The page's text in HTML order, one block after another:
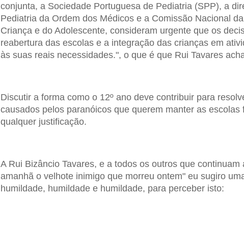
conjunta, a Sociedade Portuguesa de Pediatria (SPP), a
Pediatria da Ordem dos Médicos e a Comissão Nacional
Criança e do Adolescente, consideram urgente que os
reabertura das escolas e a integração das crianças em
às suas reais necessidades.", o que é que Rui Tavares
Discutir a forma como o 12º ano deve contribuir para
causados pelos paranóicos que querem manter as escolas
qualquer justificação.
A Rui Bizâncio Tavares, e a todos os outros que continuam
amanhã o velhote inimigo que morreu ontem" eu sugiro
humildade, humildade e humildade, para perceber isto: